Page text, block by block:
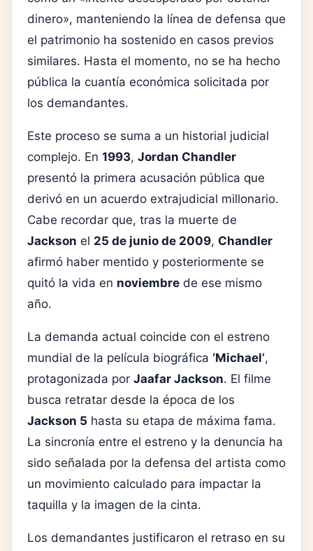
dinero», manteniendo la línea de defensa que
el patrimonio ha sostenido en casos previos
similares. Hasta el momento, no se ha hecho
pública la cuantía económica solicitada por
los demandantes.
Este proceso se suma a un historial judicial
complejo. En 1993, Jordan Chandler
presentó la primera acusación pública que
derivó en un acuerdo extrajudicial millonario.
Cabe recordar que, tras la muerte de
Jackson el 25 de junio de 2009, Chandler
afirmó haber mentido y posteriormente se
quitó la vida en noviembre de ese mismo
año.
La demanda actual coincide con el estreno
mundial de la película biográfica ‘Michael’,
protagonizada por Jaafar Jackson. El filme
busca retratar desde la época de los
Jackson 5 hasta su etapa de máxima fama.
La sincronía entre el estreno y la denuncia ha
sido señalada por la defensa del artista como
un movimiento calculado para impactar la
taquilla y la imagen de la cinta.
Los demandantes justificaron el retraso en su